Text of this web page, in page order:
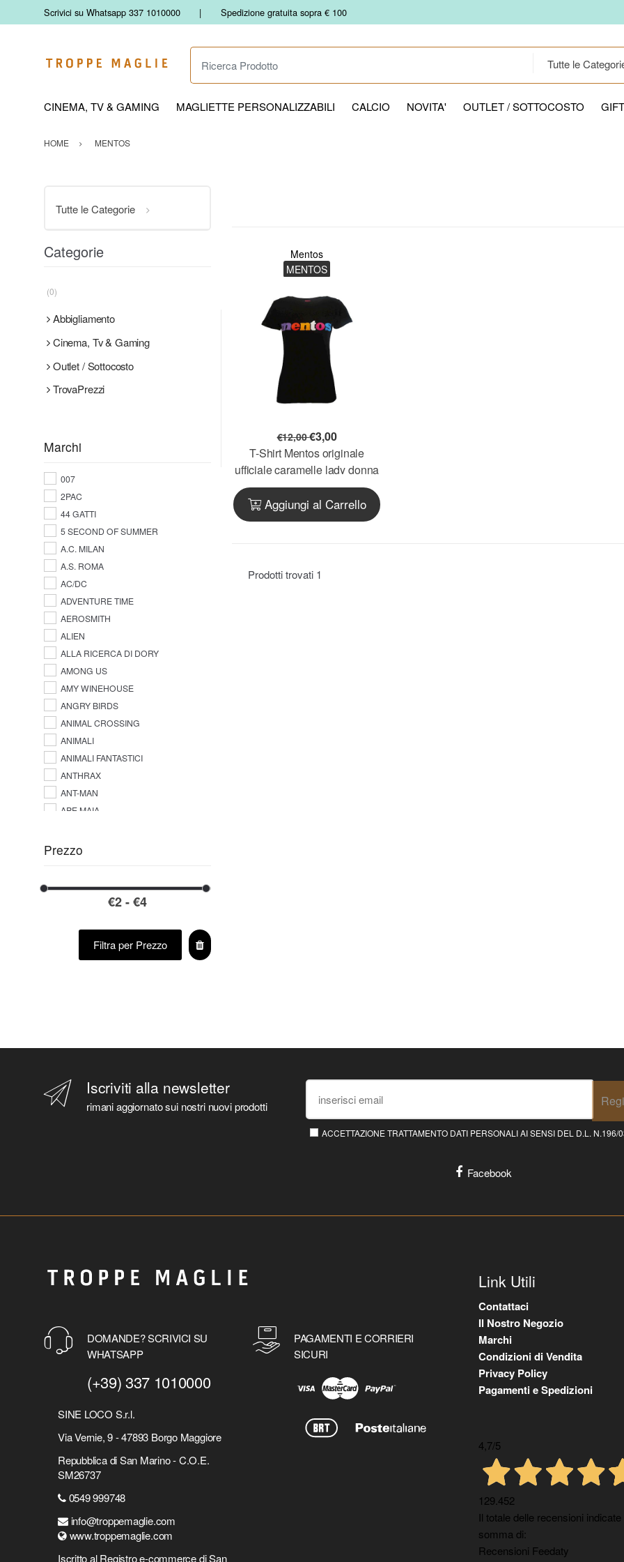
Scrivici su Whatsapp 337 1010000 Spedizione gratuita sopra € 100
Ricerca Prodotto
CINEMA, TV & GAMING MAGLIETTE PERSONALIZZABILI CALCIO NOVITA' OUTLET / SOTTOCOSTO
HOME MENTOS
Mentos
MENTOS
€12,00€3,00
T-Shirt Mentos originale
ufficiale caramelle lady donna
attillata maglia maglietta
sottocosto
Aggiungi al Carrello
Prodotti trovati 1
Tutte le Categorie
Categorie
(0)
Abbigliamento
Cinema, Tv & Gaming
Outlet / Sottocosto
TrovaPrezzi
Marchi
007
2PAC
44 GATTI
5 SECOND OF SUMMER
A.C. MILAN
A.S. ROMA
AC/DC
ADVENTURE TIME
AEROSMITH
ALIEN
ALLA RICERCA DI DORY
AMONG US
AMY WINEHOUSE
ANGRY BIRDS
ANIMAL CROSSING
ANIMALI
ANIMALI FANTASTICI
ANTHRAX
ANT-MAN
APE MAIA
ASKING ALEXANDRIA
A-STARS LEAGUE NY
ATALANTA B.C.
BABY SHARK
BAKUGAN
BENFICA
BIANCANEVE E I SETTE NANI
BIG BABOL
BIG HERO SIX
BILLIE EILISH
BING
BLACK CLOVER
BLACK PANTHER
BLADE
BLAZE
BLEACH
Prezzo
Filtra per Prezzo
Iscriviti alla newsletter
rimani aggiornato sui nostri nuovi prodotti
ACCETTAZIONE TRATTAMENTO DATI PERSONALI AI SENSI DEL D.L.
Facebook
DOMANDE? SCRIVICI SU
WHATSAPP
(+39) 337 1010000
SINE LOCO S.r.l.
Via Vernie, 9 - 47893 Borgo Maggiore
Repubblica di San Marino - C.O.E.
SM26737
0549 999748
info@troppemaglie.com
www.troppemaglie.com
Iscritto al Registro e-commerce di San
PAGAMENTI E CORRIERI
SICURI
Link Utili
Contattaci
Il Nostro Negozio
Marchi
Condizioni di Vendita
Privacy Policy
Pagamenti e Spedizioni
4,7/5
129.452
Il totale delle recensioni
somma di:
Recensioni Feedaty